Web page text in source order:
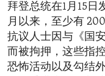
拜登总统在1月15日
月以来，至少有
抗议人士因与《国
而被拘押，这些指
恐怖活动以及勾结